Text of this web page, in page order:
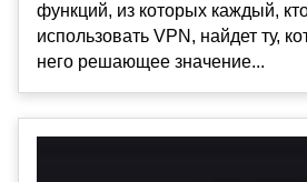
функций, из которых каждый,
использовать VPN, найдет ту,
него решающее значение...